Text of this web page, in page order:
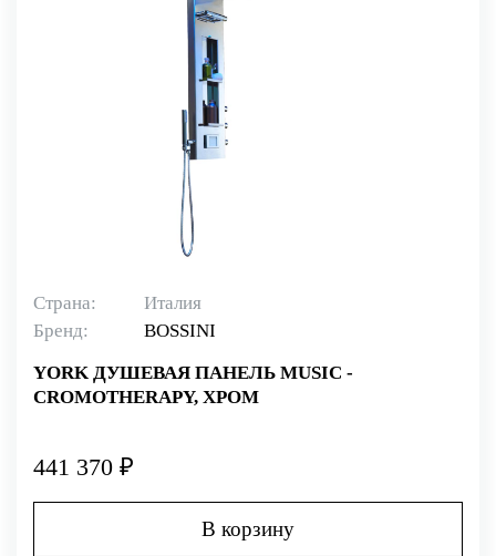
Страна:
Италия
Бренд:
BOSSINI
YORK ДУШЕВАЯ ПАНЕЛЬ MUSIC -
CROMOTHERAPY, ХРОМ
441 370 ₽
В корзину